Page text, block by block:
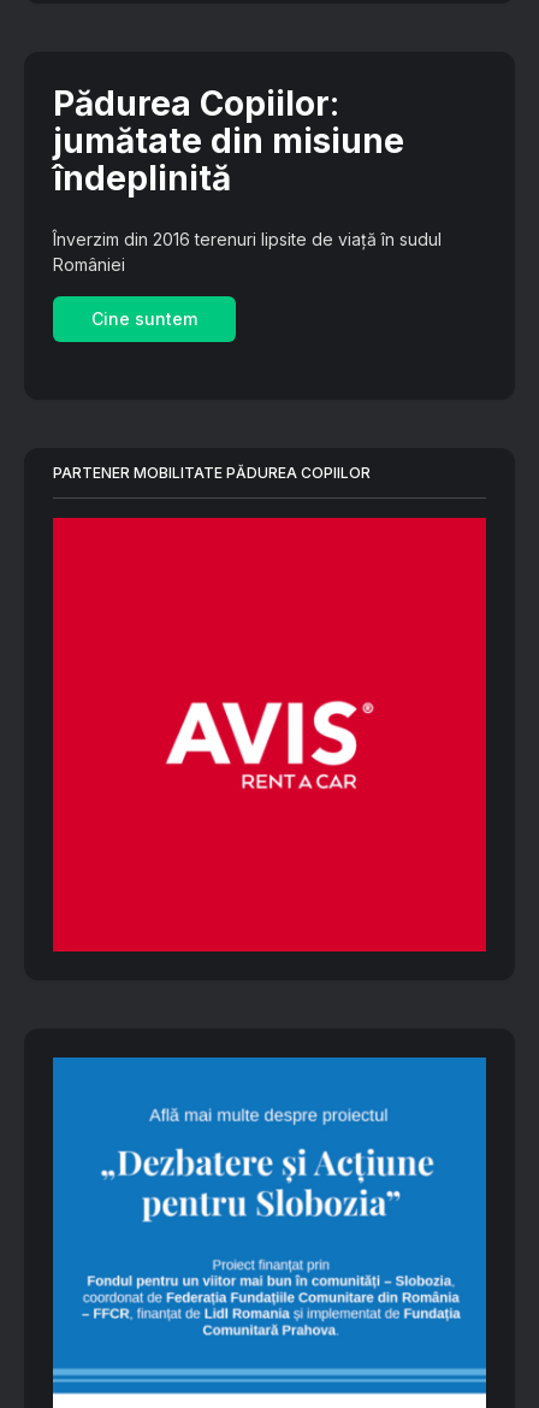
Pădurea Copiilor:
jumătate din misiune
îndeplinită
Înverzim din 2016 terenuri lipsite de viață în sudul
României
Cine suntem
PARTENER MOBILITATE PĂDUREA COPIILOR